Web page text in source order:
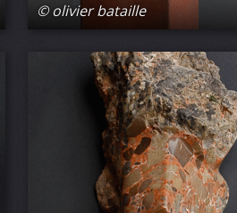
© olivier bataille